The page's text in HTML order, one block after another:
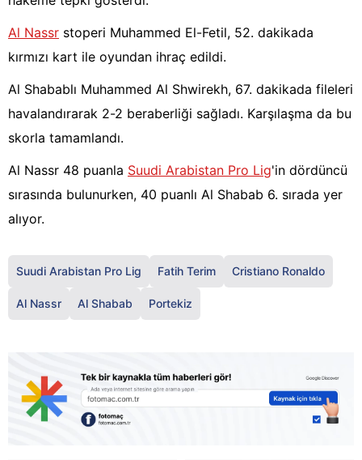
Al Nassr stoperi Muhammed El-Fetil, 52. dakikada
kırmızı kart ile oyundan ihraç edildi.
Al Shabablı Muhammed Al Shwirekh, 67. dakikada fileleri
havalandırarak 2-2 beraberliği sağladı. Karşılaşma da bu
skorla tamamlandı.
Al Nassr 48 puanla Suudi Arabistan Pro Lig'in dördüncü
sırasında bulunurken, 40 puanlı Al Shabab 6. sırada yer
alıyor.
Suudi Arabistan Pro Lig Fatih Terim Cristiano Ronaldo
Al Nassr Al Shabab Portekiz